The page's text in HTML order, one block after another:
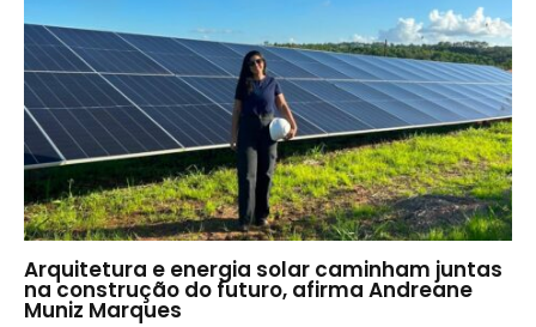
Arquitetura e energia solar caminham juntas
na construção do futuro, afirma Andreane
Muniz Marques